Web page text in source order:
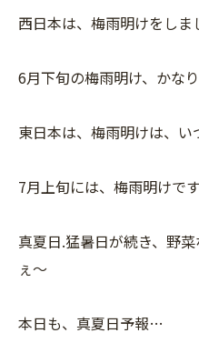
西日本は、梅雨明けをしま
6月下旬の梅雨明け、かな
東日本は、梅雨明けは、
7月上旬には、梅雨明けで
真夏日.猛暑日が続き、野
ぇ〜
本日も、真夏日予報…